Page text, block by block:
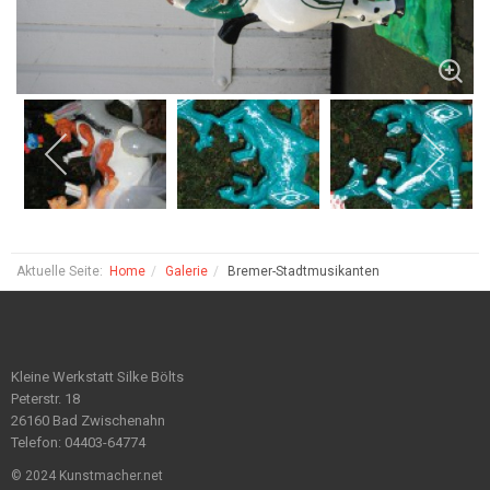
Aktuelle Seite: Home Galerie Bremer-Stadtmusikanten
Kleine Werkstatt Silke Bölts
Peterstr. 18
26160 Bad Zwischenahn
Telefon: 04403-64774
© 2024 Kunstmacher.net